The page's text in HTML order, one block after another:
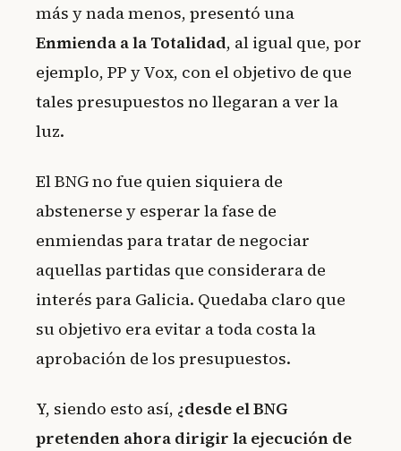
más y nada menos, presentó una
Enmienda a la Totalidad, al igual que, por
ejemplo, PP y Vox, con el objetivo de que
tales presupuestos no llegaran a ver la
luz.
El BNG no fue quien siquiera de
abstenerse y esperar la fase de
enmiendas para tratar de negociar
aquellas partidas que considerara de
interés para Galicia. Quedaba claro que
su objetivo era evitar a toda costa la
aprobación de los presupuestos.
Y, siendo esto así, ¿desde el BNG
pretenden ahora dirigir la ejecución de